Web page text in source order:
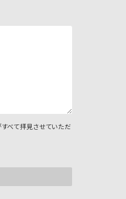
べて拝見させていただ